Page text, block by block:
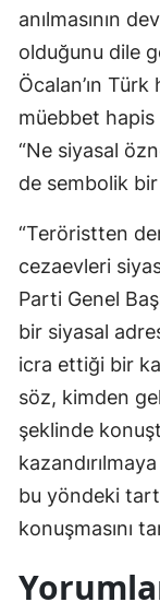
anılmasının
olduğunu dile
Öcalan’ın Türk
müebbet
“Ne siyasal
de sembolik
“Teröristten
cezaevleri
Parti Genel
bir siyasal
icra ettiği bir
söz, kimden
şeklinde
bu yöndeki
konuşmasını